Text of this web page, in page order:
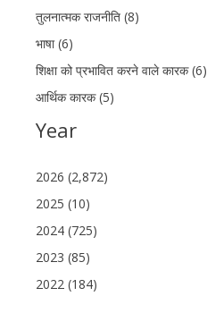
तुलनात्मक राजनीति (8)
भाषा (6)
शिक्षा को प्रभावित करने वाले कारक (6)
आर्थिक कारक (5)
Year
2026 (2,872)
2025 (10)
2024 (725)
2023 (85)
2022 (184)